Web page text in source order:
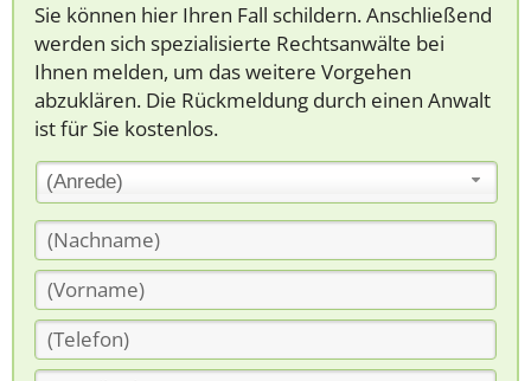
Sie können hier Ihren Fall schildern. Anschließend
werden sich spezialisierte Rechtsanwälte bei
Ihnen melden, um das weitere Vorgehen
abzuklären. Die Rückmeldung durch einen Anwalt
ist für Sie kostenlos.
(Anrede)